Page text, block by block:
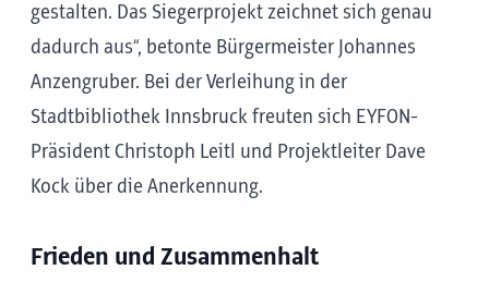
gestalten. Das Siegerprojekt zeichnet sich genau
dadurch aus“, betonte Bürgermeister Johannes
Anzengruber. Bei der Verleihung in der
Stadtbibliothek Innsbruck freuten sich EYFON-
Präsident Christoph Leitl und Projektleiter Dave
Kock über die Anerkennung.
Frieden und Zusammenhalt